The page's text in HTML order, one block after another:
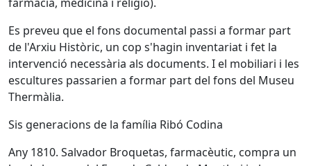
Es preveu que el fons documental passi a formar part
de l'Arxiu Històric, un cop s'hagin inventariat i fet la
intervenció necessària als documents. I el mobiliari i les
escultures passarien a formar part del fons del Museu
Thermàlia.
Sis generacions de la família Ribó Codina
Any 1810. Salvador Broquetas, farmacèutic, compra un